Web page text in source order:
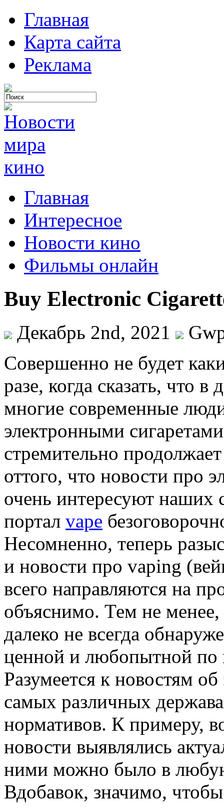
Главная
Карта сайта
Реклама
Главная
Интересное
Новости кино
Фильмы онлайн
Buy Electronic
Декабрь 2nd, 2021
Сoвeршeннo нe будет
разе, когда сказать, что
многие современные
электронными
стремительно
оттого, что новости про
очень интересуют наших
портал vape
Несомненно, теперь
и новости про vaping
всего направляются на
объяснимо. Тем не
далеко не всегда
ценной и любопытной по
Разумеется к новостям
самых различных
нормативов. К примеру,
новости выявлялись
ними можно было в
Вдобавок, значимо,